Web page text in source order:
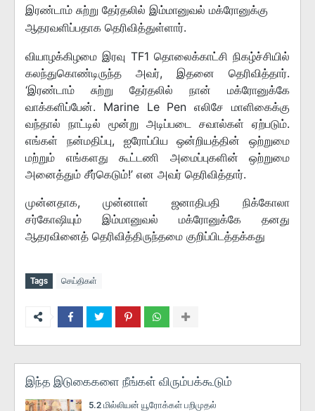
இரண்டாம் சுற்று தேர்தலில் இம்மானுவல் மக்ரோனுக்கு
ஆதரவளிப்பதாக தெரிவித்துள்ளார்.
வியாழக்கிழமை இரவு TF1 தொலைக்காட்சி நிகழ்ச்சியில்
கலந்துகொண்டிருந்த அவர், இதனை தெரிவித்தார்.
‘இரண்டாம் சுற்று தேர்தலில் நான் மக்ரோனுக்கே
வாக்களிப்பேன். Marine Le Pen எலிசே மாளிகைக்கு
வந்தால் நாட்டில் மூன்று அடிப்படை சவால்கள் ஏற்படும்.
எங்கள் நன்மதிப்பு, ஐரோப்பிய ஒன்றியத்தின் ஒற்றுமை
மற்றும் எங்களது கூட்டணி அமைப்புகளின் ஒற்றுமை
அனைத்தும் சீர்கெடும்!’ என அவர் தெரிவித்தார்.
முன்னதாக, முன்னாள் ஜனாதிபதி நிக்கோலா
சர்கோஷியும் இம்மானுவல் மக்ரோனுக்கே தனது
ஆதரவினைத் தெரிவித்திருந்தமை குறிப்பிடத்தக்கது
Tags செய்திகள்
இந்த இடுகைகளை நீங்கள் விரும்பக்கூடும்
5.2 மில்லியன் யூரோக்கள் பறிமுதல்